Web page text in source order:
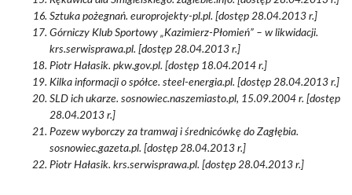
Sztuka pożegnań. europrojekty-pl.pl. [dostęp 28.04.2013 r.]
Górniczy Klub Sportowy „Kazimierz-Płomień” – w likwidacji.
krs.serwisprawa.pl. [dostęp 28.04.2013 r.]
Piotr Hałasik. pkw.gov.pl. [dostęp 18.04.2014 r.]
Kilka informacji o spółce. steel-energia.pl. [dostęp 28.04.2013 r.]
SLD ich ukarze. sosnowiec.naszemiasto.pl, 15.09.2004 r. [dostęp
28.04.2013 r.]
Pozew wyborczy za tramwaj i średnicówkę do Zagłębia.
sosnowiec.gazeta.pl. [dostęp 28.04.2013 r.]
Piotr Hałasik. krs.serwisprawa.pl. [dostęp 28.04.2013 r.]